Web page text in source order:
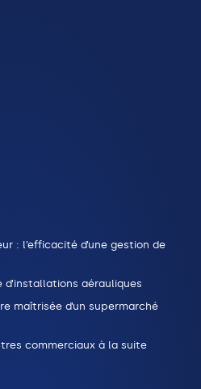
: l’efficacité d’une gestion de
aérauliques
maîtrisée d’un supermarché
commerciaux à la suite